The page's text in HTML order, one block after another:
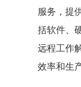
服务，提
括软件、
远程工作
效率和生